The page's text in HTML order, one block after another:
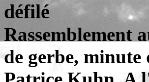
défilé
Rassemblement
de gerbe, minute